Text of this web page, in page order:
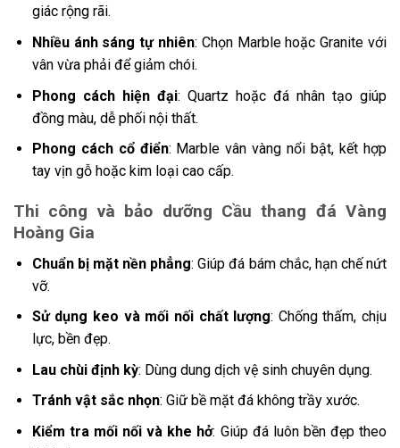
giác rộng rãi.
Nhiều ánh sáng tự nhiên: Chọn Marble hoặc Granite với
vân vừa phải để giảm chói.
Phong cách hiện đại: Quartz hoặc đá nhân tạo giúp
đồng màu, dễ phối nội thất.
Phong cách cổ điển: Marble vân vàng nổi bật, kết hợp
tay vịn gỗ hoặc kim loại cao cấp.
Thi công và bảo dưỡng Cầu thang đá Vàng
Hoàng Gia
Chuẩn bị mặt nền phẳng: Giúp đá bám chắc, hạn chế nứt
vỡ.
Sử dụng keo và mối nối chất lượng: Chống thấm, chịu
lực, bền đẹp.
Lau chùi định kỳ: Dùng dung dịch vệ sinh chuyên dụng.
Tránh vật sắc nhọn: Giữ bề mặt đá không trầy xước.
Kiểm tra mối nối và khe hở: Giúp đá luôn bền đẹp theo